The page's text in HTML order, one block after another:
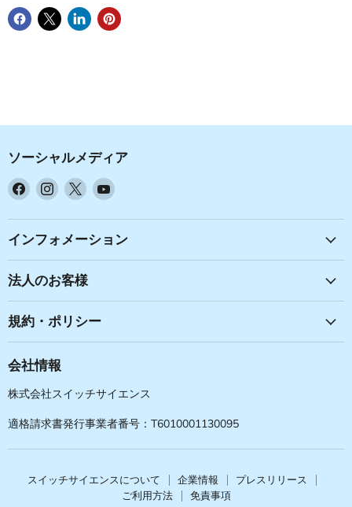
ソーシャルメディア
Facebook
見
つ
て
く
さ
い
Instagram
見
つ
て
く
さ
い
X
見
つ
て
く
さ
い
YouTube
見
つ
い
インフォメーション
法人のお客様
規約・ポリシー
会社情報
株式会社スイッチサイエンス
適格請求書発行事業者番号：T6010001130095
スイッチサイエンスについて 企業情報
プレスリリース
ご利用方法
免責事項